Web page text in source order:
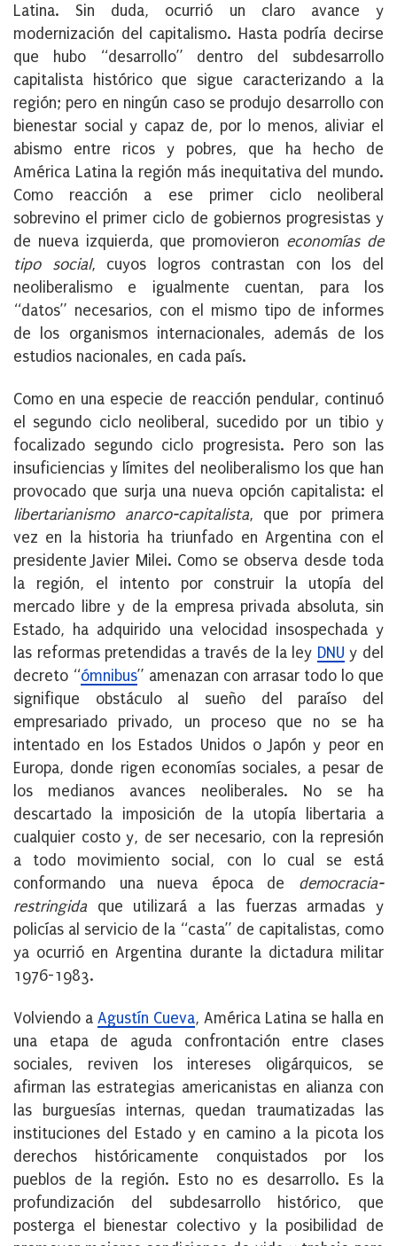
Latina. Sin duda, ocurrió un claro avance y
modernización del capitalismo. Hasta podría decirse
que hubo “desarrollo” dentro del subdesarrollo
capitalista histórico que sigue caracterizando a la
región; pero en ningún caso se produjo desarrollo con
bienestar social y capaz de, por lo menos, aliviar el
abismo entre ricos y pobres, que ha hecho de
América Latina la región más inequitativa del mundo.
Como reacción a ese primer ciclo neoliberal
sobrevino el primer ciclo de gobiernos progresistas y
de nueva izquierda, que promovieron economías de
tipo social, cuyos logros contrastan con los del
neoliberalismo e igualmente cuentan, para los
“datos” necesarios, con el mismo tipo de informes
de los organismos internacionales, además de los
estudios nacionales, en cada país.
Como en una especie de reacción pendular, continuó
el segundo ciclo neoliberal, sucedido por un tibio y
focalizado segundo ciclo progresista. Pero son las
insuficiencias y límites del neoliberalismo los que han
provocado que surja una nueva opción capitalista: el
libertarianismo anarco-capitalista, que por primera
vez en la historia ha triunfado en Argentina con el
presidente Javier Milei. Como se observa desde toda
la región, el intento por construir la utopía del
mercado libre y de la empresa privada absoluta, sin
Estado, ha adquirido una velocidad insospechada y
las reformas pretendidas a través de la ley DNU y del
decreto “ómnibus” amenazan con arrasar todo lo que
signifique obstáculo al sueño del paraíso del
empresariado privado, un proceso que no se ha
intentado en los Estados Unidos o Japón y peor en
Europa, donde rigen economías sociales, a pesar de
los medianos avances neoliberales. No se ha
descartado la imposición de la utopía libertaria a
cualquier costo y, de ser necesario, con la represión
a todo movimiento social, con lo cual se está
conformando una nueva época de democracia-
restringidaque utilizará a las fuerzas armadas y
policías al servicio de la “casta” de capitalistas, como
ya ocurrió en Argentina durante la dictadura militar
1976-1983.
Volviendo a Agustín Cueva, América Latina se halla en
una etapa de aguda confrontación entre clases
sociales, reviven los intereses oligárquicos, se
afirman las estrategias americanistas en alianza con
las burguesías internas, quedan traumatizadas las
instituciones del Estado y en camino a la picota los
derechos históricamente conquistados por los
pueblos de la región. Esto no es desarrollo. Es la
profundización del subdesarrollo histórico, que
posterga el bienestar colectivo y la posibilidad de